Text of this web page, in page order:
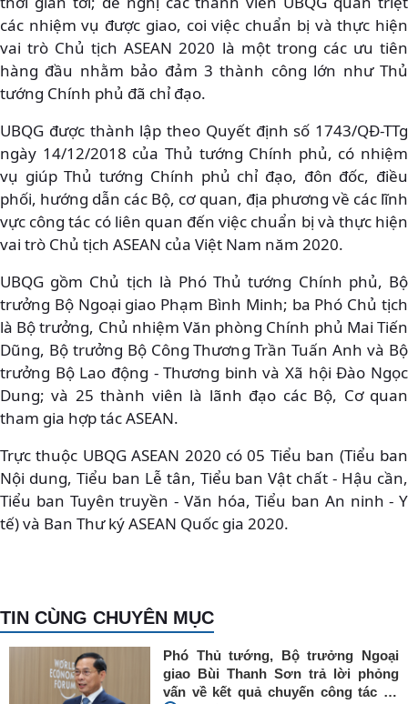
các nhiệm vụ được giao, coi việc chuẩn bị và thực hiện
vai trò Chủ tịch ASEAN 2020 là một trong các ưu tiên
hàng đầu nhằm bảo đảm 3 thành công lớn như Thủ
tướng Chính phủ đã chỉ đạo.
UBQG được thành lập theo Quyết định số 1743/QĐ-TTg
ngày 14/12/2018 của Thủ tướng Chính phủ, có nhiệm
vụ giúp Thủ tướng Chính phủ chỉ đạo, đôn đốc, điều
phối, hướng dẫn các Bộ, cơ quan, địa phương về các lĩnh
vực công tác có liên quan đến việc chuẩn bị và thực hiện
vai trò Chủ tịch ASEAN của Việt Nam năm 2020.
UBQG gồm Chủ tịch là Phó Thủ tướng Chính phủ, Bộ
trưởng Bộ Ngoại giao Phạm Bình Minh; ba Phó Chủ tịch
là Bộ trưởng, Chủ nhiệm Văn phòng Chính phủ Mai Tiến
Dũng, Bộ trưởng Bộ Công Thương Trần Tuấn Anh và Bộ
trưởng Bộ Lao động - Thương binh và Xã hội Đào Ngọc
Dung; và 25 thành viên là lãnh đạo các Bộ, Cơ quan
tham gia hợp tác ASEAN.
Trực thuộc UBQG ASEAN 2020 có 05 Tiểu ban (Tiểu ban
Nội dung, Tiểu ban Lễ tân, Tiểu ban Vật chất - Hậu cần,
Tiểu ban Tuyên truyền - Văn hóa, Tiểu ban An ninh - Y
tế) và Ban Thư ký ASEAN Quốc gia 2020.
TIN CÙNG CHUYÊN MỤC
Phó Thủ tướng, Bộ trưởng Ngoại
giao Bùi Thanh Sơn trả lời phỏng
vấn về kết quả chuyến công tác tại